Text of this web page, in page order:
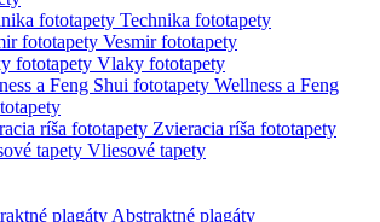
Technika fototapety
Vesmir fototapety
Vlaky fototapety
Wellness a Feng
Zvieracia ríša fototapety
Vliesové tapety
Abstraktné plagáty